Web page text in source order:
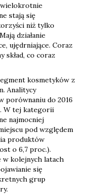
wielokrotnie
stają się
niż tylko
działanie
ujędrniające. Coraz
skład, co coraz
kosmetyków z
Analitycy
porównaniu do 2016
W tej kategorii
najmocniej
pod względem
produktów
o 6,7 proc.).
w kolejnych latach
się
grup